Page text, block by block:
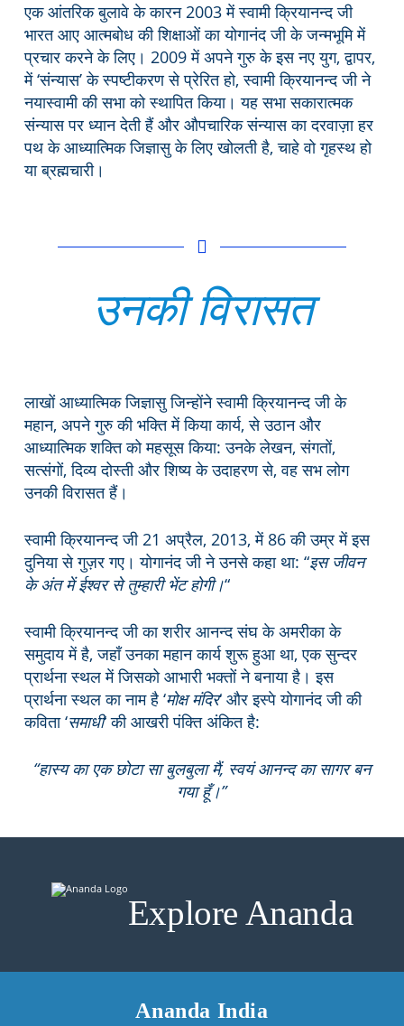
एक आंतरिक बुलावे के कारन 2003 में स्वामी क्रियानन्द जी
भारत आए आत्मबोध की शिक्षाओं का योगानंद जी के जन्मभूमि में
प्रचार करने के लिए। 2009 में अपने गुरु के इस नए युग, द्वापर,
में ‘संन्यास’ के स्पष्टीकरण से प्रेरित हो, स्वामी क्रियानन्द जी ने
नयास्वामी की सभा को स्थापित किया। यह सभा सकारात्मक
संन्यास पर ध्यान देती हैं और औपचारिक संन्यास का दरवाज़ा हर
पथ के आध्यात्मिक जिज्ञासु के लिए खोलती है, चाहे वो गृहस्थ हो
या ब्रह्मचारी।
उनकी विरासत
लाखों आध्यात्मिक जिज्ञासु जिन्होंने स्वामी क्रियानन्द जी के
महान, अपने गुरु की भक्ति में किया कार्य, से उठान और
आध्यात्मिक शक्ति को महसूस किया: उनके लेखन, संगतों,
सत्संगों, दिव्य दोस्ती और शिष्य के उदाहरण से, वह सभ लोग
उनकी विरासत हैं।
स्वामी क्रियानन्द जी 21 अप्रैल, 2013, में 86 की उम्र में इस
दुनिया से गुज़र गए। योगानंद जी ने उनसे कहा था: “इस जीवन
के अंत में ईश्वर से तुम्हारी भेंट होगी।“
स्वामी क्रियानन्द जी का शरीर आनन्द संघ के अमरीका के
समुदाय में है, जहाँ उनका महान कार्य शुरू हुआ था, एक सुन्दर
प्रार्थना स्थल में जिसको आभारी भक्तों ने बनाया है। इस
प्रार्थना स्थल का नाम है ‘मोक्ष मंदिर‘ और इस्पे योगानंद जी की
कविता ‘समाधी‘ की आखरी पंक्ति अंकित है:
“हास्य का एक छोटा सा बुलबुला मैं, स्वयं आनन्द का सागर बन
गया हूँ।”
Explore Ananda
Ananda India